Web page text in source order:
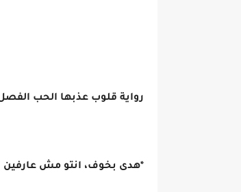
رواية قلوب عذبها الحب الفصل العشرون
*هدى بخوف، انتو مش عارفين